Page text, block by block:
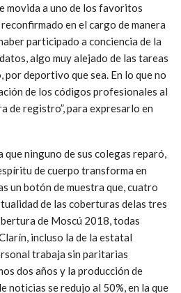
movida a uno de los favoritos
en el cargo de manera
participado a conciencia de la
algo muy alejado de las tareas
por deportivo que sea. En lo que no
de los códigos profesionales al
de registro”, para expresarlo en
que ninguno de sus colegas reparó,
de cuerpo transforma en
un botón de muestra que, cuatro
de las coberturas delas tres
de Moscú 2018, todas
incluso la de la estatal
trabaja sin paritarias
dos años y la producción de
noticias se redujo al 50%, en la que